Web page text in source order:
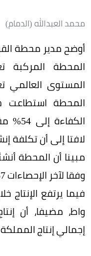
محمد العبدالله (الدمام)
أوضح مدير محطة
المحطة
المستوى العالمي
مبينا أن المحطة
إجمالي إنتاج المملكة البالغ 66